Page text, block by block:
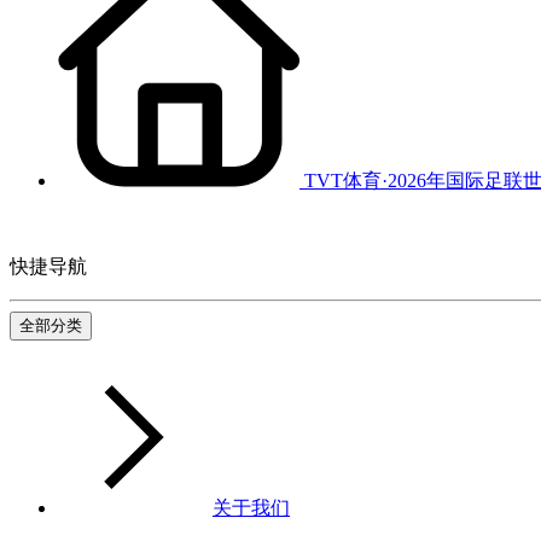
TVT体育·2026年国际足联
快捷导航
全部分类
关于我们